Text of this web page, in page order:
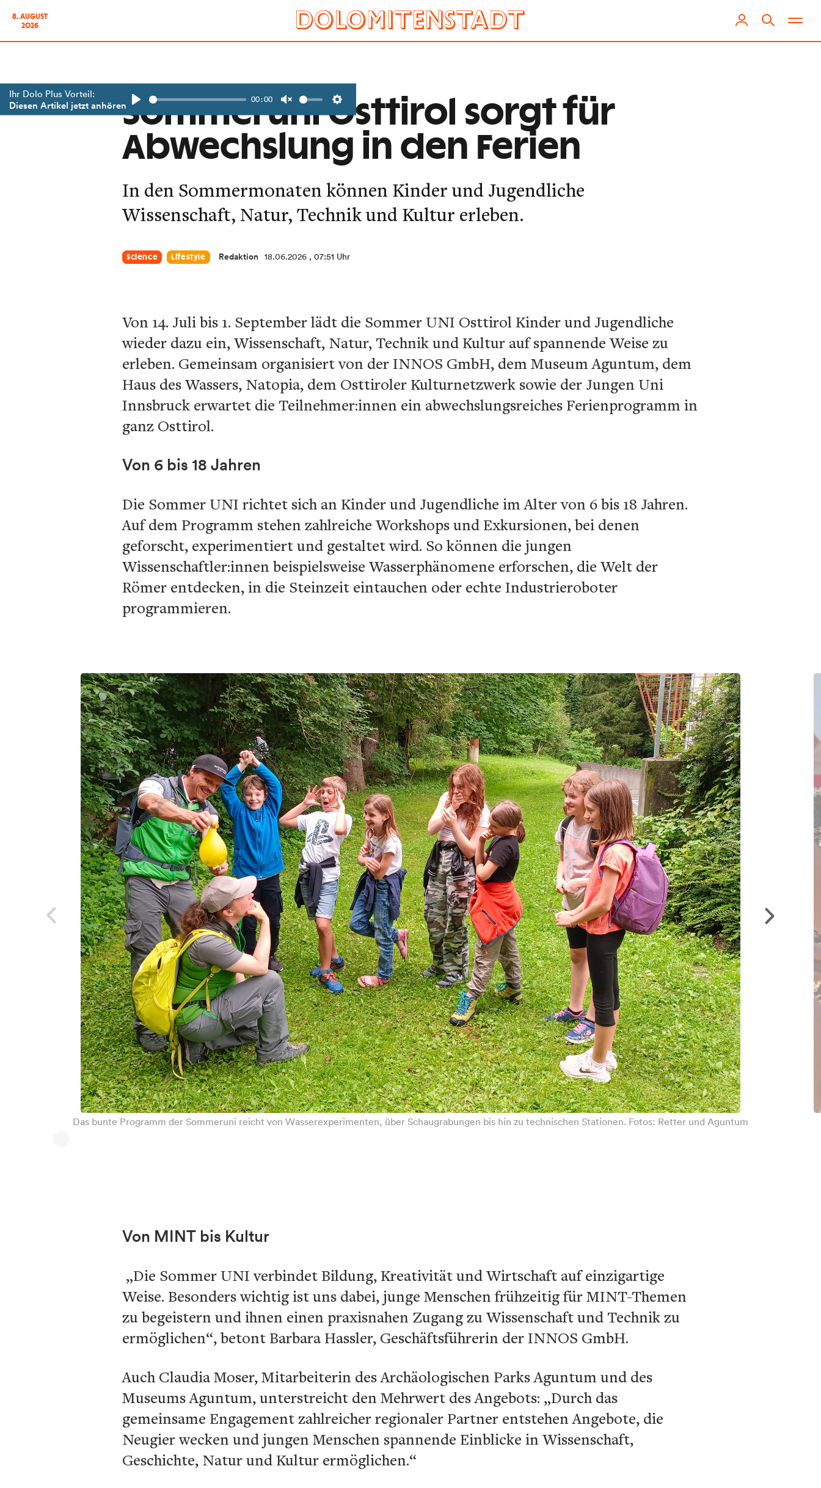
8. AUGUST
2026
Ihr Dolo Plus Vorteil:
Diesen Artikel jetzt anhören
Play
00:00
Unmute Settings
Sommeruni Osttirol sorgt für
Abwechslung in den Ferien
In den Sommermonaten können Kinder und Jugendliche
Wissenschaft, Natur, Technik und Kultur erleben.
Science Lifestyle Redaktion 18.06.2026 , 07:51 Uhr
Von 14. Juli bis 1. September lädt die Sommer UNI Osttirol Kinder und Jugendliche
wieder dazu ein, Wissenschaft, Natur, Technik und Kultur auf spannende Weise zu
erleben. Gemeinsam organisiert von der INNOS GmbH, dem Museum Aguntum, dem
Haus des Wassers, Natopia, dem Osttiroler Kulturnetzwerk sowie der Jungen Uni
Innsbruck erwartet die Teilnehmer:innen ein abwechslungsreiches Ferienprogramm in
ganz Osttirol.
Von 6 bis 18 Jahren
Die Sommer UNI richtet sich an Kinder und Jugendliche im Alter von 6 bis 18 Jahren.
Auf dem Programm stehen zahlreiche Workshops und Exkursionen, bei denen
geforscht, experimentiert und gestaltet wird. So können die jungen
Wissenschaftler:innen beispielsweise Wasserphänomene erforschen, die Welt der
Römer entdecken, in die Steinzeit eintauchen oder echte Industrieroboter
programmieren.
Das bunte Programm der Sommeruni reicht von Wasserexperimenten, über Schaugrabungen bis hin zu technischen Stationen. Fotos: Retter und Aguntum
Von MINT bis Kultur
„Die Sommer UNI verbindet Bildung, Kreativität und Wirtschaft auf einzigartige
Weise. Besonders wichtig ist uns dabei, junge Menschen frühzeitig für MINT-Themen
zu begeistern und ihnen einen praxisnahen Zugang zu Wissenschaft und Technik zu
ermöglichen“, betont Barbara Hassler, Geschäftsführerin der INNOS GmbH.
Auch Claudia Moser, Mitarbeiterin des Archäologischen Parks Aguntum und des
Museums Aguntum, unterstreicht den Mehrwert des Angebots: „Durch das
gemeinsame Engagement zahlreicher regionaler Partner entstehen Angebote, die
Neugier wecken und jungen Menschen spannende Einblicke in Wissenschaft,
Geschichte, Natur und Kultur ermöglichen.“